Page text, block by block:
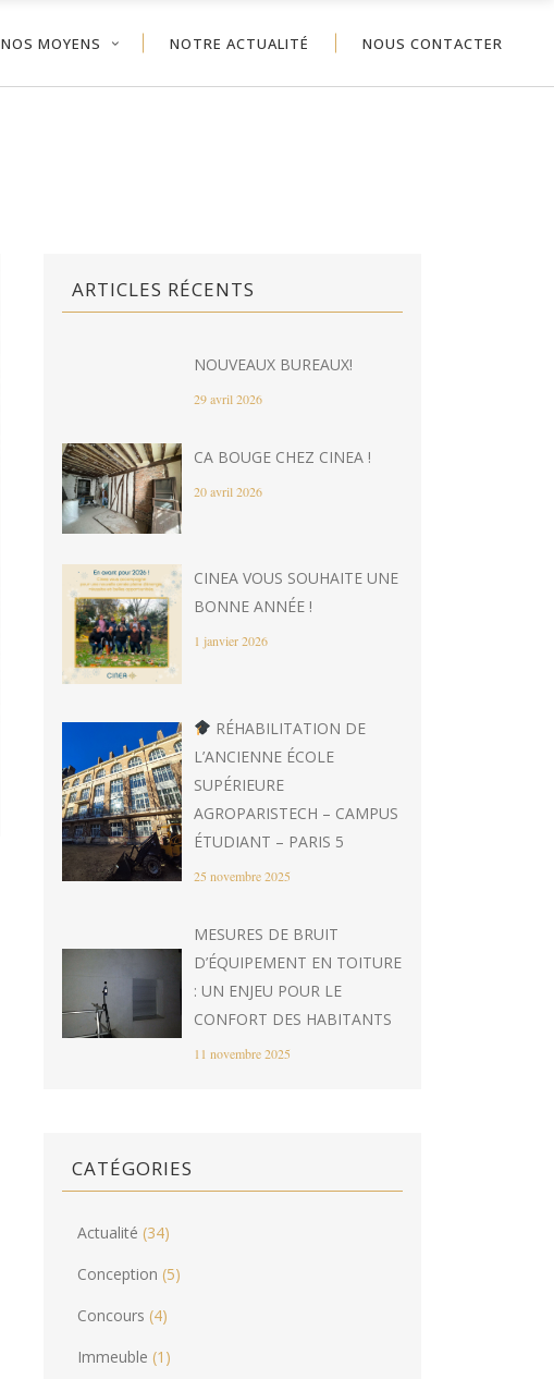
NOS MOYENS NOTRE ACTUALITÉ NOUS CONTACTER
ARTICLES RÉCENTS
NOUVEAUX BUREAUX!
29 avril 2026
CA BOUGE CHEZ CINEA !
20 avril 2026
CINEA VOUS SOUHAITE UNE
BONNE ANNÉE !
1 janvier 2026
RÉHABILITATION DE
L’ANCIENNE ÉCOLE
SUPÉRIEURE
AGROPARISTECH – CAMPUS
ÉTUDIANT – PARIS 5
25 novembre 2025
MESURES DE BRUIT
D’ÉQUIPEMENT EN TOITURE
: UN ENJEU POUR LE
CONFORT DES HABITANTS
11 novembre 2025
CATÉGORIES
Actualité (34)
Conception (5)
Concours (4)
Immeuble (1)